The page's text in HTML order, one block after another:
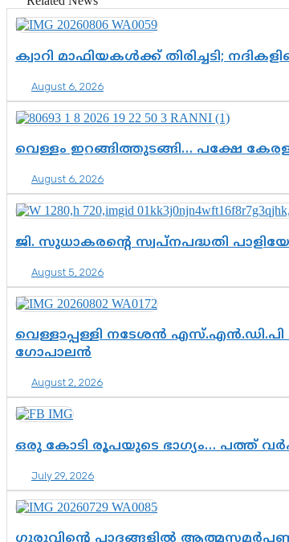
ക്വാറി മാഫിയകൾക്ക് തിരിച്ചടി;
August 6, 2026
വെള്ളം ഇറങ്ങിത്തുടങ്ങി… പക്ഷേ
August 6, 2026
ജി. സുധാകരന്റെ സ്വപ്നപദ്ധതി
August 5, 2026
വെള്ളാപ്പള്ളി നടേശൻ
ഗോപാലൻ
August 2, 2026
ഒരു കോടി രൂപയുടെ ഭാഗ്യം… പത്ത്
July 29, 2026